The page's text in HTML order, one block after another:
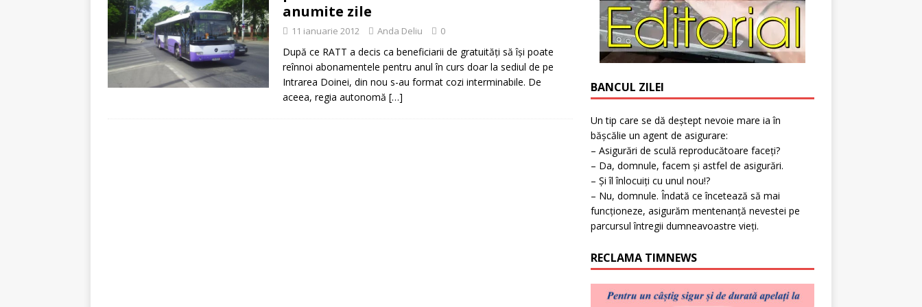
[ 5 august 2026 ]
Invitaţie la expoziţie în Reşiţa!
anumite zile
11 ianuarie 2012 Anda Deliu 0
După ce RATT a decis ca beneficiarii de gratuităţi să îşi poate
reînnoi abonamentele pentru anul în curs doar la sediul de pe
Intrarea Doinei, din nou s-au format cozi interminabile. De
aceea, regia autonomă […]
BANCUL ZILEI
Un tip care se dă deștept nevoie mare ia în
bășcălie un agent de asigurare:
– Asigurări de sculă reproducătoare faceți?
– Da, domnule, facem și astfel de asigurări.
– Și îl înlocuiți cu unul nou!?
– Nu, domnule. Îndată ce încetează să mai
funcționeze, asigurăm mentenanță nevestei pe
parcursul întregii dumneavoastre vieți.
RECLAMA TIMNEWS